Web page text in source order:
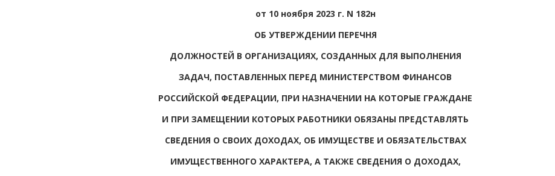
от 10 ноября 2023 г. N 182н
ОБ УТВЕРЖДЕНИИ ПЕРЕЧНЯ
ДОЛЖНОСТЕЙ В ОРГАНИЗАЦИЯХ, СОЗДАННЫХ ДЛЯ ВЫПОЛНЕНИЯ
ЗАДАЧ, ПОСТАВЛЕННЫХ ПЕРЕД МИНИСТЕРСТВОМ ФИНАНСОВ
РОССИЙСКОЙ ФЕДЕРАЦИИ, ПРИ НАЗНАЧЕНИИ НА КОТОРЫЕ ГРАЖДАНЕ
И ПРИ ЗАМЕЩЕНИИ КОТОРЫХ РАБОТНИКИ ОБЯЗАНЫ ПРЕДСТАВЛЯТЬ
СВЕДЕНИЯ О СВОИХ ДОХОДАХ, ОБ ИМУЩЕСТВЕ И ОБЯЗАТЕЛЬСТВАХ
ИМУЩЕСТВЕННОГО ХАРАКТЕРА, А ТАКЖЕ СВЕДЕНИЯ О ДОХОДАХ,